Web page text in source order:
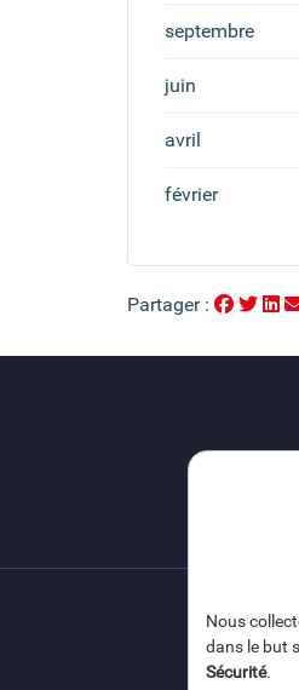
septembre
juin
avril
février
Partager :
Nous
dans le but
Sécurité.